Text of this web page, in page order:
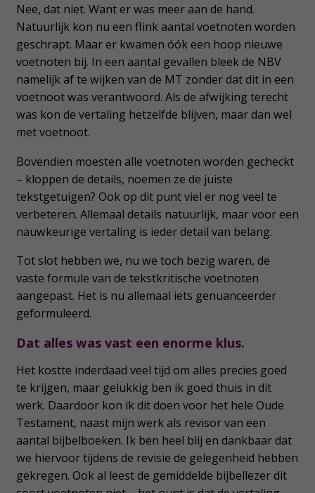
Nee, dat niet. Want er was meer aan de hand.
Natuurlijk kon nu een flink aantal voetnoten worden
geschrapt. Maar er kwamen óók een hoop nieuwe
voetnoten bij. In een aantal gevallen bleek de NBV
namelijk af te wijken van de MT zonder dat dit in een
voetnoot was verantwoord. Als de afwijking terecht
was kon de vertaling hetzelfde blijven, maar dan wel
met voetnoot.
Bovendien moesten alle voetnoten worden gecheckt
– kloppen de details, noemen ze de juiste
tekstgetuigen? Ook op dit punt viel er nog veel te
verbeteren. Allemaal details natuurlijk, maar voor een
nauwkeurige vertaling is ieder detail van belang.
Tot slot hebben we, nu we toch bezig waren, de
vaste formule van de tekstkritische voetnoten
aangepast. Het is nu allemaal iets genuanceerder
geformuleerd.
Dat alles was vast een enorme klus.
Het kostte inderdaad veel tijd om alles precies goed
te krijgen, maar gelukkig ben ik goed thuis in dit
werk. Daardoor kon ik dit doen voor het hele Oude
Testament, naast mijn werk als revisor van een
aantal bijbelboeken. Ik ben heel blij en dankbaar dat
we hiervoor tijdens de revisie de gelegenheid hebben
gekregen. Ook al leest de gemiddelde bijbellezer dit